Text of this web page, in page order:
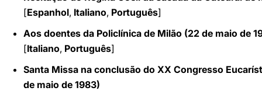
[Espanhol, Italiano, Português]
Aos doentes da Policlínica de Milão (22 de maio de
[Italiano, Português]
Santa Missa na conclusão do XX Congresso
de maio de 1983)